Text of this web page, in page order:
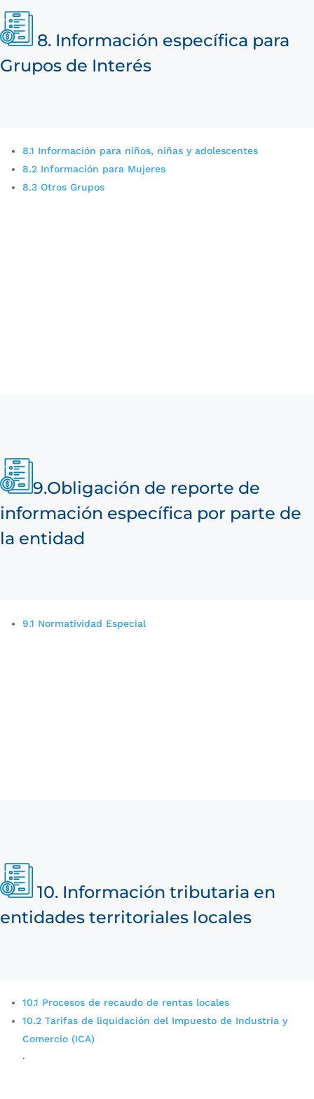
8. Información específica para
Grupos de Interés
8.1 Información para niños, niñas y adolescentes
8.2 Información para Mujeres
8.3 Otros Grupos
9.Obligación de reporte de
información específica por parte de
la entidad
9.1 Normatividad Especial
10. Información tributaria en
entidades territoriales locales
10.1 Procesos de recaudo de rentas locales
10.2 Tarifas de liquidación del Impuesto de Industria y
Comercio (ICA)
.